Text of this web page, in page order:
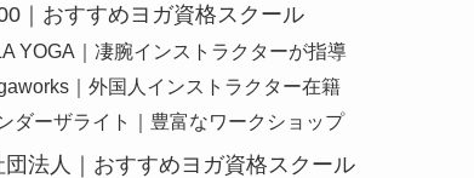
｜おすすめヨガ資格スクール
YOGA｜凄腕インストラクターが指導
｜外国人インストラクター在籍
ダーザライト｜豊富なワークショップ
団法人｜おすすめヨガ資格スクール